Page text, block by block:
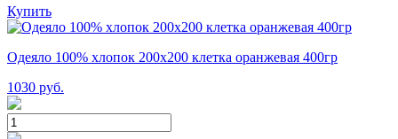
Купить
Одеяло 100% хлопок 200x200 клетка оранжевая 400гр
1030 руб.